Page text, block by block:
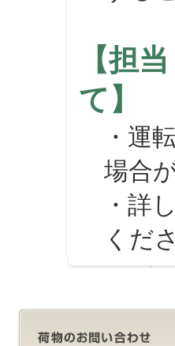
【担
て】
・運
場合
・詳
くだ